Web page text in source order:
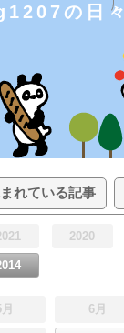
の日々
れている記事
2020
6月